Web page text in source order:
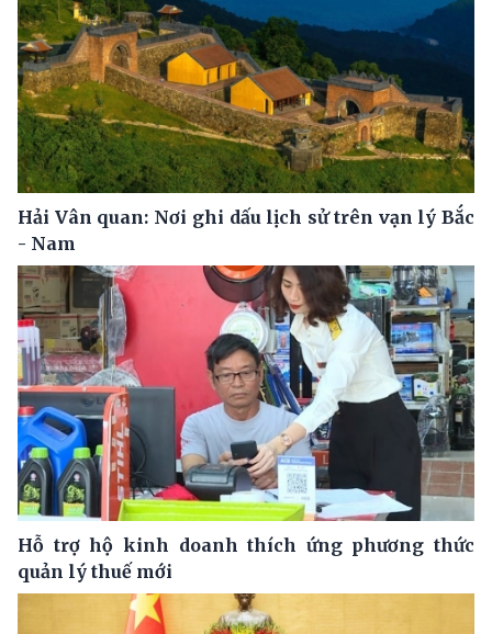
Hải Vân quan: Nơi ghi dấu lịch sử trên vạn lý Bắc
- Nam
Hỗ trợ hộ kinh doanh thích ứng phương thức
quản lý thuế mới